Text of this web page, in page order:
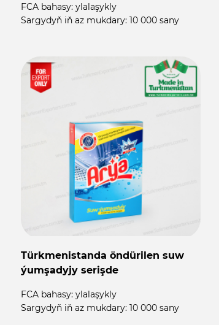
FCA bahasy: ylalaşykly
Sargydyň iň az mukdary: 10 000 sany
Türkmenistanda öndürilen suw
ýumşadyjy serişde
FCA bahasy: ylalaşykly
Sargydyň iň az mukdary: 10 000 sany